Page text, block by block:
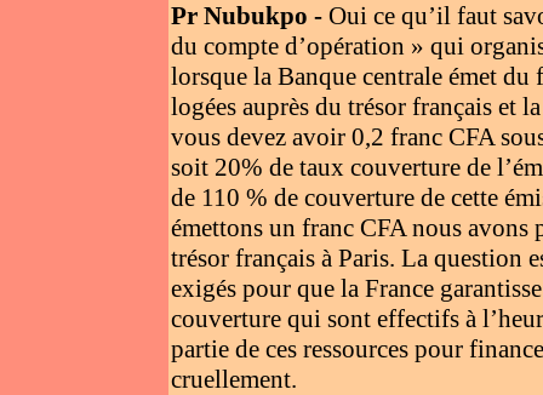
Pr Nubukpo - Oui ce qu’il faut
du compte d’opération » qui
lorsque la Banque centrale émet
logées auprès du trésor français et
vous devez avoir 0,2 franc CFA
soit 20% de taux couverture de
de 110 % de couverture de cette
émettons un franc CFA nous avons
trésor français à Paris. La question
exigés pour que la France
couverture qui sont effectifs à
partie de ces ressources pour
cruellement.